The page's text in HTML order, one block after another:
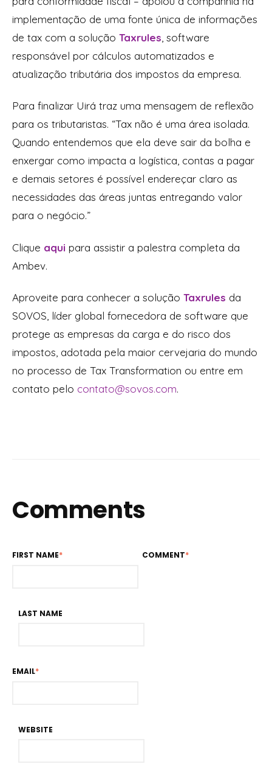
implementação de uma fonte única de informações
de tax com a solução Taxrules , software
responsável por cálculos automatizados e
atualização tributária dos impostos da empresa.
Para finalizar Uirá traz uma mensagem de reflexão
para os tributaristas. “Tax não é uma área isolada.
Quando entendemos que ela deve sair da bolha e
enxergar como impacta a logística, contas a pagar
e demais setores é possível endereçar claro as
necessidades das áreas juntas entregando valor
para o negócio.”
Clique aqui para assistir a palestra completa da
Ambev.
Aproveite para conhecer a solução Taxrules da
SOVOS, líder global fornecedora de software que
protege as empresas da carga e do risco dos
impostos, adotada pela maior cervejaria do mundo
no processo de Tax Transformation ou entre em
contato pelo contato@sovos.com.
Comments
FIRST NAME*
LAST NAME
EMAIL*
WEBSITE
COMMENT*